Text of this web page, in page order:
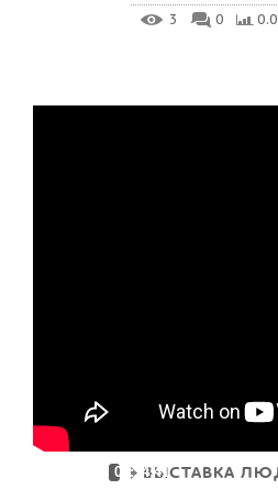
3
0 0.0
00:54:41